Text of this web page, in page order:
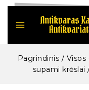
Pagrindinis / Visos
supami krėslai